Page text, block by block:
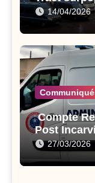
14/04/2026
Compte
Post
27/03/2026